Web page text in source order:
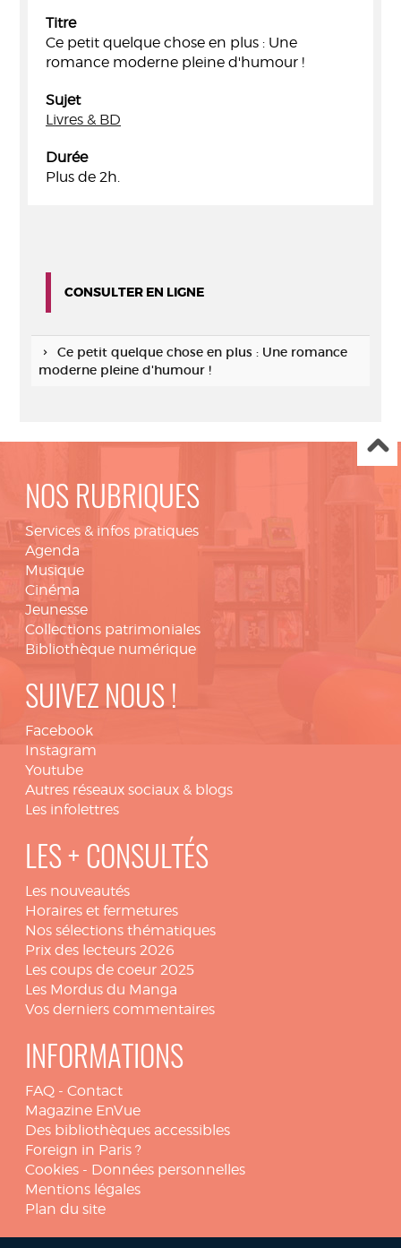
Titre
Ce petit quelque chose en plus : Une
romance moderne pleine d'humour !
Sujet
Livres & BD
Durée
Plus de 2h.
CONSULTER EN LIGNE
Ce petit quelque chose en plus : Une romance
moderne pleine d'humour !
NOS RUBRIQUES
Services & infos pratiques
Agenda
Musique
Cinéma
Jeunesse
Collections patrimoniales
Bibliothèque numérique
SUIVEZ NOUS !
Facebook
Instagram
Youtube
Autres réseaux sociaux & blogs
Les infolettres
LES + CONSULTÉS
Les nouveautés
Horaires et fermetures
Nos sélections thématiques
Prix des lecteurs 2026
Les coups de coeur 2025
Les Mordus du Manga
Vos derniers commentaires
INFORMATIONS
FAQ - Contact
Magazine EnVue
Des bibliothèques accessibles
Foreign in Paris ?
Cookies - Données personnelles
Mentions légales
Plan du site